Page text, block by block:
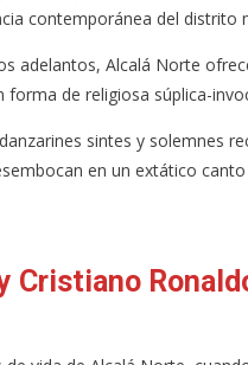
contemporánea del distrito
adelantos, Alcalá Norte
de religiosa súplica-
sintes y
en un extático
Cristiano